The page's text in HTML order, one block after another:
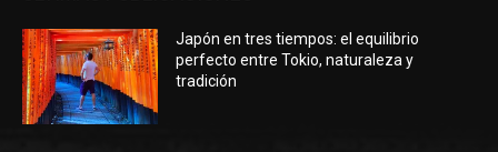
Eyes
Japón en tres tiempos: el equilibrio
perfecto entre Tokio, naturaleza y
tradición